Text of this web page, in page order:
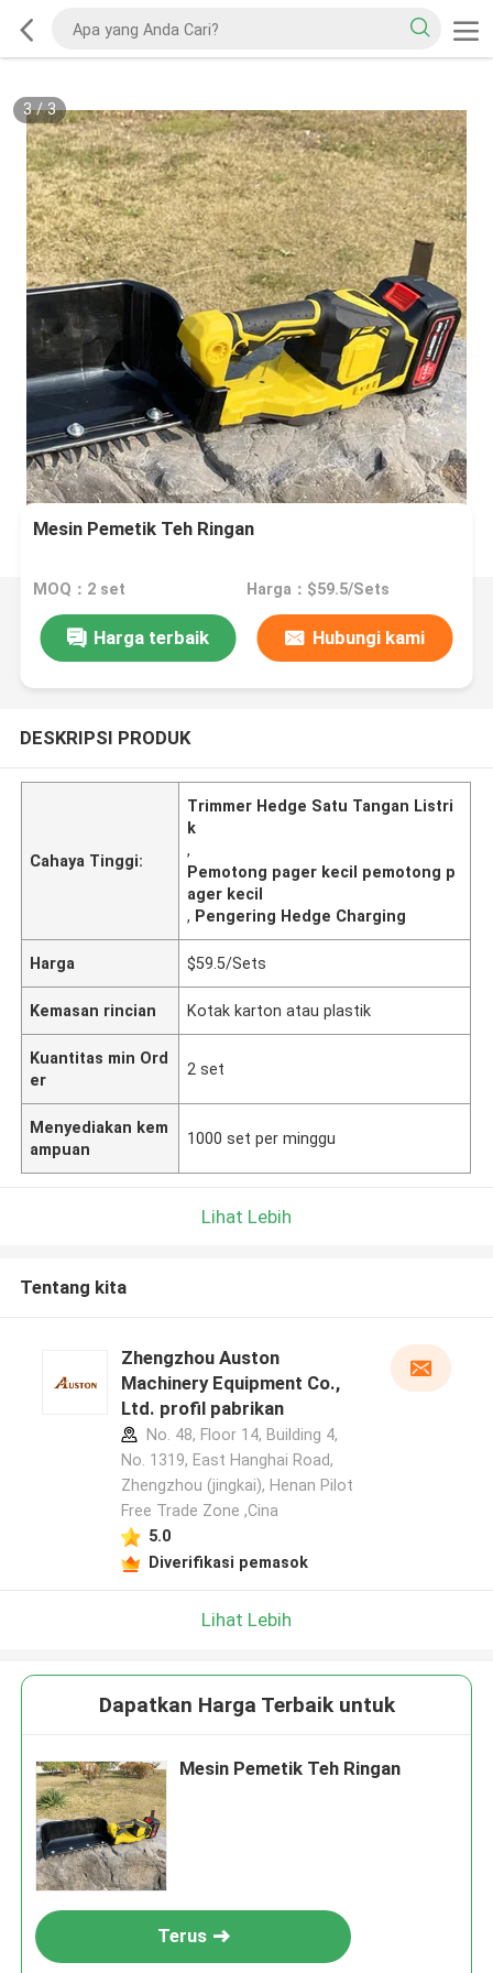
Tinggalkan pesan
Kami akan segera menghubungi Anda
kembali!
Kirimkan
3/3
Mesin Pemetik Teh Ringan
MOQ：2 set Harga：$59.5/Sets
Harga terbaik Hubungi kami
DESKRIPSI PRODUK
Cahaya Tinggi:
Trimmer Hedge Satu Tangan Listri
k
,
Pemotong pager kecil pemotong p
ager kecil
, Pengering Hedge Charging
Harga $59.5/Sets
Kemasan rincian Kotak karton atau plastik
Kuantitas min Ord
er
2 set
Menyediakan kem
ampuan
1000 set per minggu
Lihat Lebih
Tentang kita
Zhengzhou Auston
Machinery Equipment Co.,
Ltd. profil pabrikan
No. 48, Floor 14, Building 4,
No. 1319, East Hanghai Road,
Zhengzhou (jingkai), Henan Pilot
Free Trade Zone ,Cina
5.0
Diverifikasi pemasok
Lihat Lebih
Dapatkan Harga Terbaik untuk
Mesin Pemetik Teh Ringan
Terus